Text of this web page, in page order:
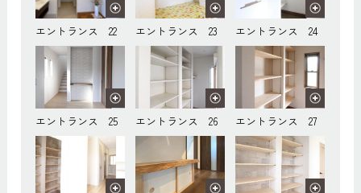
エントランス 22 エントランス 23 エントランス 24
エントランス 25 エントランス 26 エントランス 27